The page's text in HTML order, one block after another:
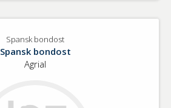
Spansk bondost
Spansk bondost
Agrial